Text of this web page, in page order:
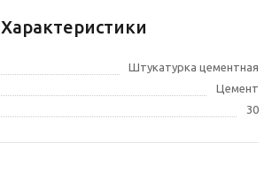
Характеристики
Штукатурка цементная
Цемент
30